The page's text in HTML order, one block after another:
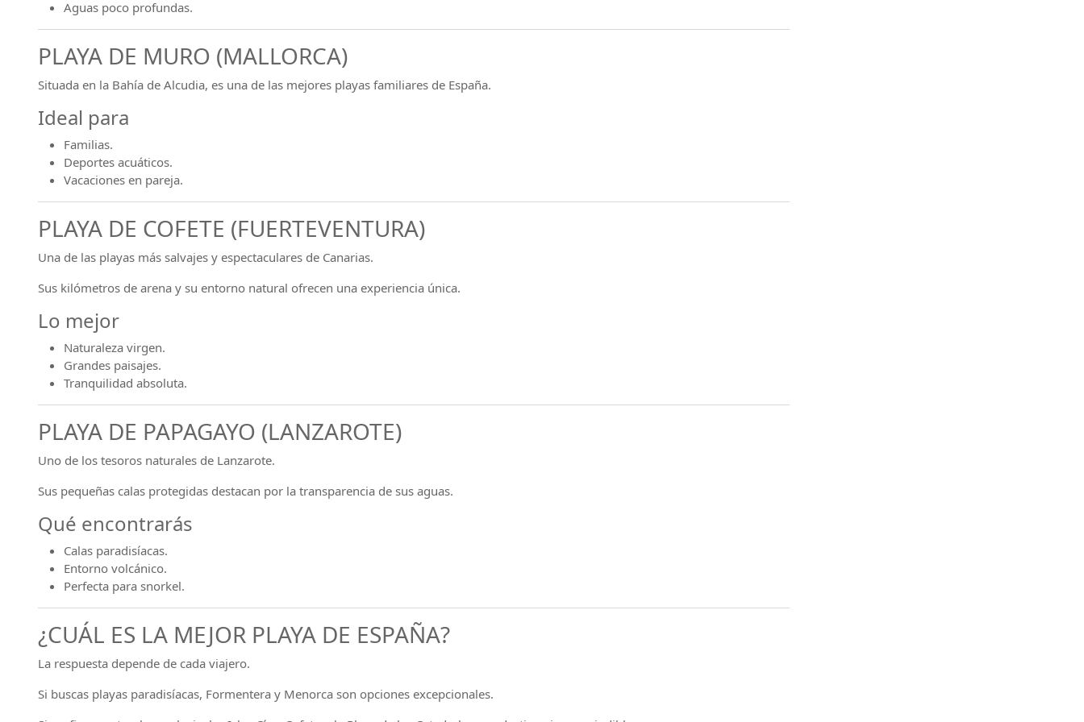
Aguas poco profundas.
PLAYA DE MURO (MALLORCA)
Situada en la Bahía de Alcudia, es una de las mejores playas familiares de España.
Ideal para
Familias.
Deportes acuáticos.
Vacaciones en pareja.
PLAYA DE COFETE (FUERTEVENTURA)
Una de las playas más salvajes y espectaculares de Canarias.
Sus kilómetros de arena y su entorno natural ofrecen una experiencia única.
Lo mejor
Naturaleza virgen.
Grandes paisajes.
Tranquilidad absoluta.
PLAYA DE PAPAGAYO (LANZAROTE)
Uno de los tesoros naturales de Lanzarote.
Sus pequeñas calas protegidas destacan por la transparencia de sus aguas.
Qué encontrarás
Calas paradisíacas.
Entorno volcánico.
Perfecta para snorkel.
¿CUÁL ES LA MEJOR PLAYA DE ESPAÑA?
La respuesta depende de cada viajero.
Si buscas playas paradisíacas, Formentera y Menorca son opciones excepcionales.